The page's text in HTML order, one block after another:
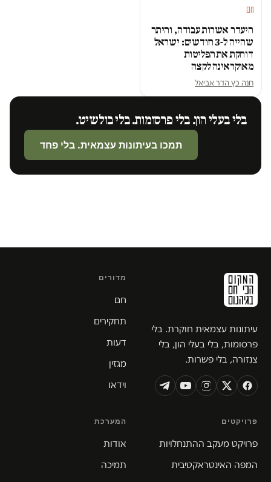
חם
היעדר אשרות עבודה, והיתר
שהייה ל-3 חודשים: ישראל
דוחקת את הפליטות
מאוקראינה לקצה
חנה כץ הדר אביאל
בלי בעלי הון. בלי פרסומות. בלי בולשיט.
תמכו בעיתונות עצמאית. בלי פחד
עיתונות עצמאית חוקרת. בלי
פרסומות, בלי בעלי הון, בלי
צנזורה, בלי פשרות.
מדורים
חם
תחקירים
דעות
מגזין
וידאו
פרויקטים
פרויקט מעקב ההתנחלויות
המפה האינטראקטיבית
המערכת
אודות
תמיכה